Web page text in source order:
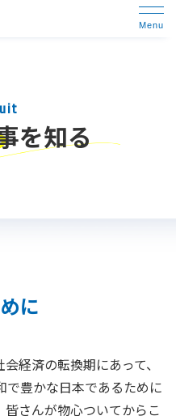
を知る
に
経済の転換期にあって、
豊かな日本であるために
さんが物心ついてからこ